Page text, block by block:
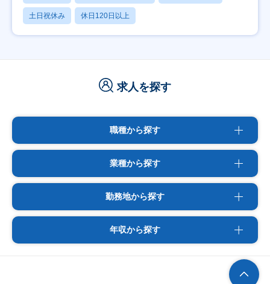
土日祝休み 休日120日以上
求人を探す
職種から探す
業種から探す
勤務地から探す
年収から探す